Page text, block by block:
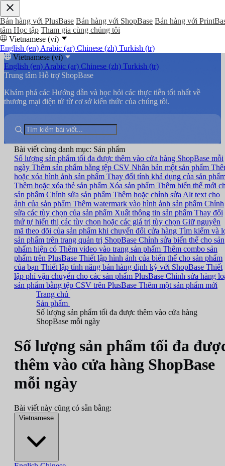
Bán hàng với PlusBase Bán hàng với ShopBase Bán hàng với
tâm Học tập Tham gia cùng chúng tôi
Vietnamese (vi)
English (en) Arabic (ar) Chinese (zh) Turkish (tr)
Vietnamese (vi)
English (en) Arabic (ar) Chinese (zh) Turkish (tr)
Trung tâm Hỗ trợ ShopBase
Khám phá các Hướng dẫn và học hỏi các thực tiễn tốt nhất về
thương mại điện tử từ cơ sở kiến thức của chúng tôi.
Bài viết cùng danh mục: Sản phẩm
Số lượng sản phẩm tối đa được thêm vào cửa hàng ShopBase mỗi
ngày Thêm sản phẩm bằng tệp CSV Nhân bản một sản phẩm
hoặc xóa hình ảnh sản phẩm Thay đổi tính khả dụng của sản
Thêm hoặc xóa thẻ sản phẩm Xóa sản phẩm Thêm biến thể mới
sản phẩm Chỉnh sửa sản phẩm Thêm hoặc chỉnh sửa Alt text cho
ảnh của sản phẩm Thêm watermark vào hình ảnh sản phẩm Chỉnh
sửa các tùy chọn của sản phẩm Xuất thông tin sản phẩm Thay đổi
thứ tự hiển thị các tùy chọn hoặc các giá trị tùy chọn Giữ nguyên
mã theo dõi của sản phẩm khi chuyển đổi cửa hàng Tìm kiếm và
sản phẩm trên trang quản trị ShopBase Chỉnh sửa biến thể cho sản
phẩm hiện có Thêm video vào trang sản phẩm Thêm combo sản
phẩm trên PlusBase Thiết lập hình ảnh của biến thể cho sản phẩm
của bạn Thiết lập tính năng bán hàng định kỳ với ShopBase Thiết
lập phí vận chuyển cho các sản phẩm PlusBase Chỉnh sửa hàng
sản phẩm bằng tệp CSV trên PlusBase Thêm một sản phẩm mới
Trang chủ
Sản phẩm
Số lượng sản phẩm tối đa được thêm vào cửa hàng
ShopBase mỗi ngày
Số lượng sản phẩm tối đa
thêm vào cửa hàng ShopBase
mỗi ngày
Bài viết này cũng có sẵn bằng:
Vietnamese